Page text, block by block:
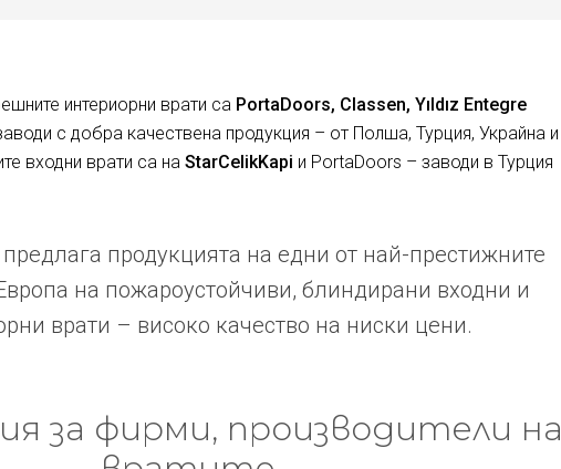
интериорни врати са PortaDoors, Classen, Yıldız Entegre
с добра качествена продукция – от Полша, Турция, Украйна и
входни врати са на StarCelikKapi и PortaDoors – заводи в Турция
продукцията на едни от най-престижните
на пожароустойчиви, блиндирани входни и
врати – високо качество на ниски цени.
за фирми, производители на